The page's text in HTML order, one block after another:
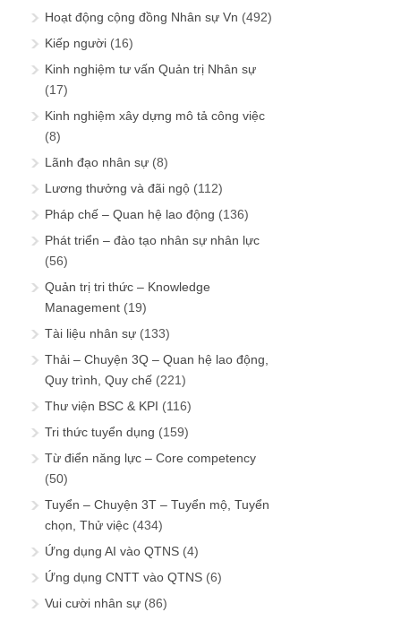
Hoạt động cộng đồng Nhân sự Vn (492)
Kiếp người (16)
Kinh nghiệm tư vấn Quản trị Nhân sự
(17)
Kinh nghiệm xây dựng mô tả công việc
(8)
Lãnh đạo nhân sự (8)
Lương thưởng và đãi ngộ (112)
Pháp chế – Quan hệ lao động (136)
Phát triển – đào tạo nhân sự nhân lực
(56)
Quản trị tri thức – Knowledge
Management (19)
Tài liệu nhân sự (133)
Thải – Chuyện 3Q – Quan hệ lao động,
Quy trình, Quy chế (221)
Thư viện BSC & KPI (116)
Tri thức tuyển dụng (159)
Từ điển năng lực – Core competency
(50)
Tuyển – Chuyện 3T – Tuyển mộ, Tuyển
chọn, Thử việc (434)
Ứng dụng AI vào QTNS (4)
Ứng dụng CNTT vào QTNS (6)
Vui cười nhân sự (86)